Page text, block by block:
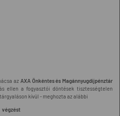
az AXA Önkéntes és Magánnyugdíjpénztár
ellen a fogyasztói döntések tisztességtelen
kívül - meghozta az alábbi
végzést